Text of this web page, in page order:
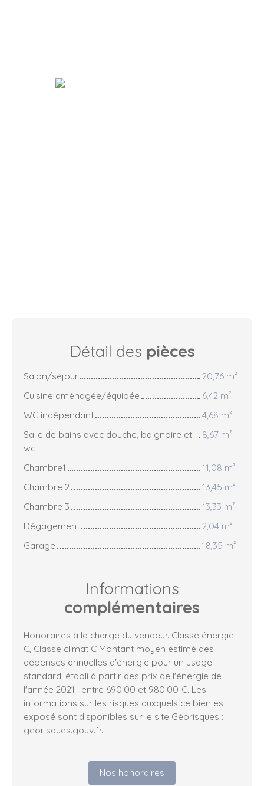
Détail des pièces
Salon/séjour
20,76 m²
Cuisine aménagée/équipée
6,42 m²
WC indépendant
4,68 m²
Salle de bains avec douche, baignoire et
wc
8,67 m²
Chambre1
11,08 m²
Chambre 2
13,45 m²
Chambre 3
13,33 m²
Dégagement
2,04 m²
Garage
18,35 m²
Informations
complémentaires
Honoraires à la charge du vendeur. Classe énergie
C, Classe climat C Montant moyen estimé des
dépenses annuelles d'énergie pour un usage
standard, établi à partir des prix de l'énergie de
l'année 2021 : entre 690.00 et 980.00 €. Les
informations sur les risques auxquels ce bien est
exposé sont disponibles sur le site Géorisques :
georisques.gouv.fr.
Nos honoraires